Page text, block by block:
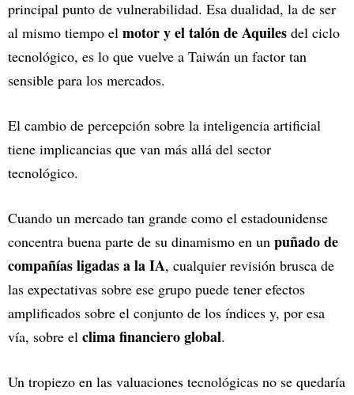
principal punto de vulnerabilidad. Esa dualidad, la de ser
al mismo tiempo el motor y el talón de Aquiles del ciclo
tecnológico, es lo que vuelve a Taiwán un factor tan
sensible para los mercados.
El cambio de percepción sobre la inteligencia artificial
tiene implicancias que van más allá del sector
tecnológico.
Cuando un mercado tan grande como el estadounidense
concentra buena parte de su dinamismo en un puñado de
compañías ligadas a la IA, cualquier revisión brusca de
las expectativas sobre ese grupo puede tener efectos
amplificados sobre el conjunto de los índices y, por esa
vía, sobre el clima financiero global.
Un tropiezo en las valuaciones tecnológicas no se quedaría